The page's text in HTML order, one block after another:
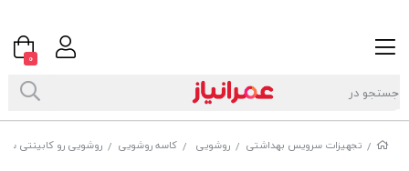
/ تجهیزات سرویس بهداشتی / روشویی / کاسه روشویی / روشویی رو کابینتی
0